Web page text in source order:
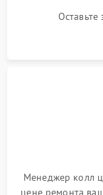
Менеджер колл
цене ремонта